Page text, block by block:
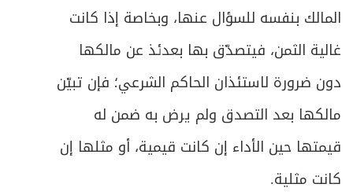
المالك بنفسه للسؤال عنها، وبخاصة إذا كانت
غالية الثمن، فيتصدّق بها بعدئذ عن مالكها
دون ضرورة لاستئذان الحاكم الشرعي؛ فإن تبيّن
مالكها بعد التصدق ولم يرض به ضمن له
قيمتها حين الأداء إن كانت قيمية، أو مثلها إن
كانت مثلية.